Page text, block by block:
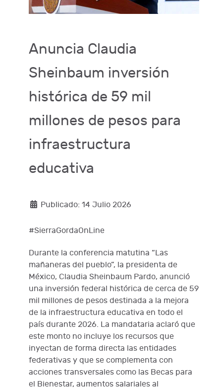
Anuncia Claudia
Sheinbaum inversión
histórica de 59 mil
millones de pesos para
infraestructura
educativa
Publicado: 14 Julio 2026
#SierraGordaOnLine
Durante la conferencia matutina “Las
mañaneras del pueblo”, la presidenta de
México, Claudia Sheinbaum Pardo, anunció
una inversión federal histórica de cerca de 59
mil millones de pesos destinada a la mejora
de la infraestructura educativa en todo el
país durante 2026. La mandataria aclaró que
este monto no incluye los recursos que
inyectan de forma directa las entidades
federativas y que se complementa con
acciones transversales como las Becas para
el Bienestar, aumentos salariales al